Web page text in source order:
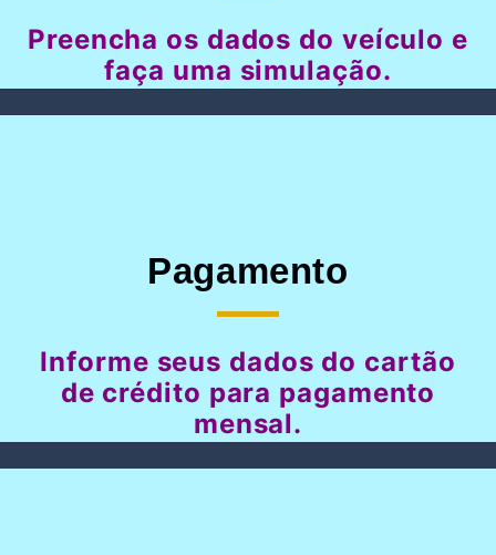
Preencha os dados do veículo e
faça uma simulação.
Pagamento
Informe seus dados do cartão
de crédito para pagamento
mensal.